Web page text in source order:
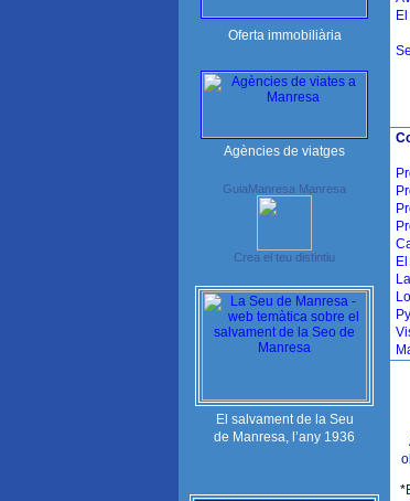
Oferta immobiliària
Agències de viatges
GuiaManresa Manresa
Crea el teu distintiu
El salvament de la Seu
de Manresa, l’any 1936
*